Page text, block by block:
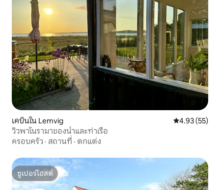
เคบินใน Lemvig คะแนนเฉลี่ย
4.93 (55)
วิวพาโนรามาของน้ำและท่าเรือ
ครอบครัว · สถานที่ · ตกแต่ง
ซูเปอร์โฮสต์
ซูเปอร์โฮสต์